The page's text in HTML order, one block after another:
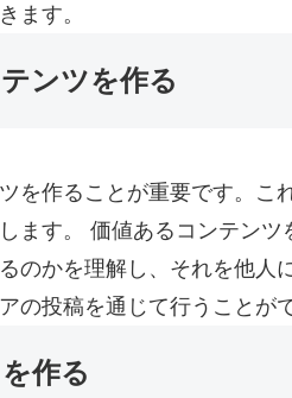
ます。
ンツを作る
を作ることが重要です。こ
ます。 価値あるコンテン
のかを理解し、それを他人
の投稿を通じて行うことが
作る